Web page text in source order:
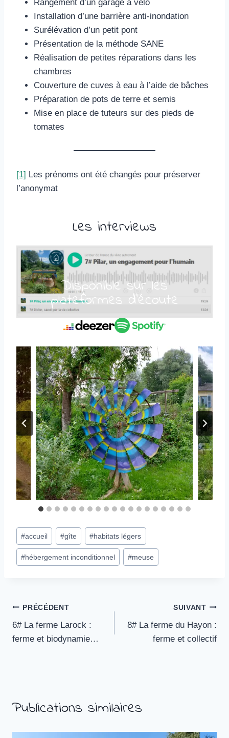
Rangement d’un garage à vélo
Installation d’une barrière anti-inondation
Surélévation d’un petit pont
Présentation de la méthode SANE
Réalisation de petites réparations dans les
chambres
Couverture de cuves à eau à l’aide de bâches
Préparation de pots de terre et semis
Mise en place de tuteurs sur des pieds de
tomates
[1] Les prénoms ont été changés pour préserver
l’anonymat
Les interviews
Disponible sur les
plateformes d’écoute
Étiquettes
de
la
#accueil #gîte #habitats légers
#hébergement inconditionnel #meuse
Navigation
de
PRÉCÉDENT
6# La ferme Larock :
ferme et biodynamie…
SUIVANT
8# La ferme du Hayon :
ferme et collectif
Publications similaires